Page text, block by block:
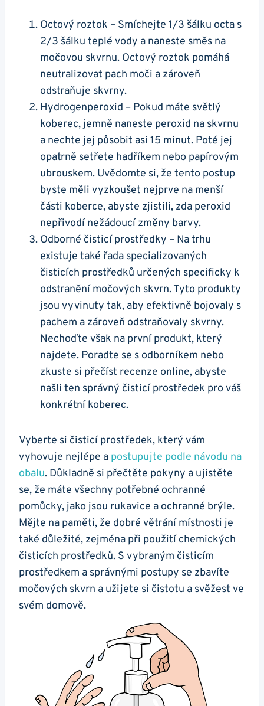
Octový roztok – Smíchejte 1/3 šálku octa s
2/3 šálku teplé vody a naneste směs na
močovou skvrnu. Octový roztok pomáhá
neutralizovat pach moči a zároveň
odstraňuje skvrny.
Hydrogenperoxid – Pokud máte světlý
koberec, jemně naneste peroxid na skvrnu
a nechte jej působit asi 15 minut. Poté jej
opatrně setřete hadříkem nebo papírovým
ubrouskem. Uvědomte si, že tento postup
byste měli vyzkoušet nejprve na menší
části koberce, abyste zjistili, zda peroxid
nepřivodí nežádoucí změny barvy.
Odborné čisticí prostředky – Na trhu
existuje také řada specializovaných
čisticích prostředků určených specificky k
odstranění močových skvrn. Tyto produkty
jsou vyvinuty tak, aby efektivně bojovaly s
pachem a zároveň odstraňovaly skvrny.
Nechoďte však na první produkt, který
najdete. Poradte se s odborníkem nebo
zkuste si přečíst recenze online, abyste
našli ten správný čisticí prostředek pro váš
konkrétní koberec.
Vyberte si čisticí prostředek, který vám
vyhovuje nejlépe a postupujte podle návodu na
obalu. Důkladně si přečtěte pokyny a ujistěte
se, že máte všechny potřebné ochranné
pomůcky, jako jsou rukavice a ochranné brýle.
Mějte na paměti, že dobré větrání místnosti je
také důležité, zejména při použití chemických
čisticích prostředků. S vybraným čisticím
prostředkem a správnými postupy se zbavíte
močových skvrn a užijete si čistotu a svěžest ve
svém domově.